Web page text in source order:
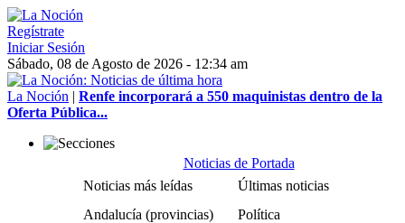
Regístrate
Iniciar Sesión
Sábado, 08 de Agosto de 2026 - 12:34 am
La Noción | Renfe incorporará a 550 maquinistas dentro de la
Oferta Pública...
Noticias de Portada
Noticias más leídas
Últimas noticias
Andalucía (provincias)
Política